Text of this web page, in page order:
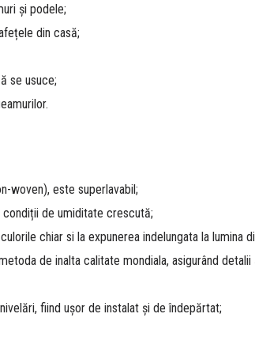
și podele;
din casă;
se usuce;
woven), este superlavabil;
de umiditate crescută;
chiar si la expunerea indelungata la lumina
de inalta calitate mondiala, asigurând
fiind ușor de instalat și de îndepărtat;